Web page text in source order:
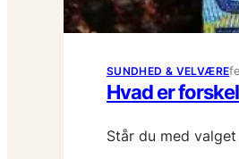
SUNDHED & VELVÆRE
Hvad er
Står du med